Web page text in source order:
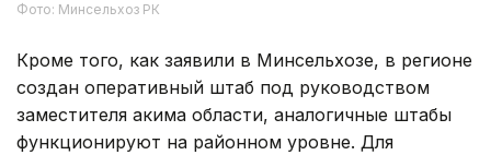
Фото: Минсельхоз РК
Кроме того, как заявили в Минсельхозе, в регионе
создан оперативный штаб под руководством
заместителя акима области, аналогичные штабы
функционируют на районном уровне. Для